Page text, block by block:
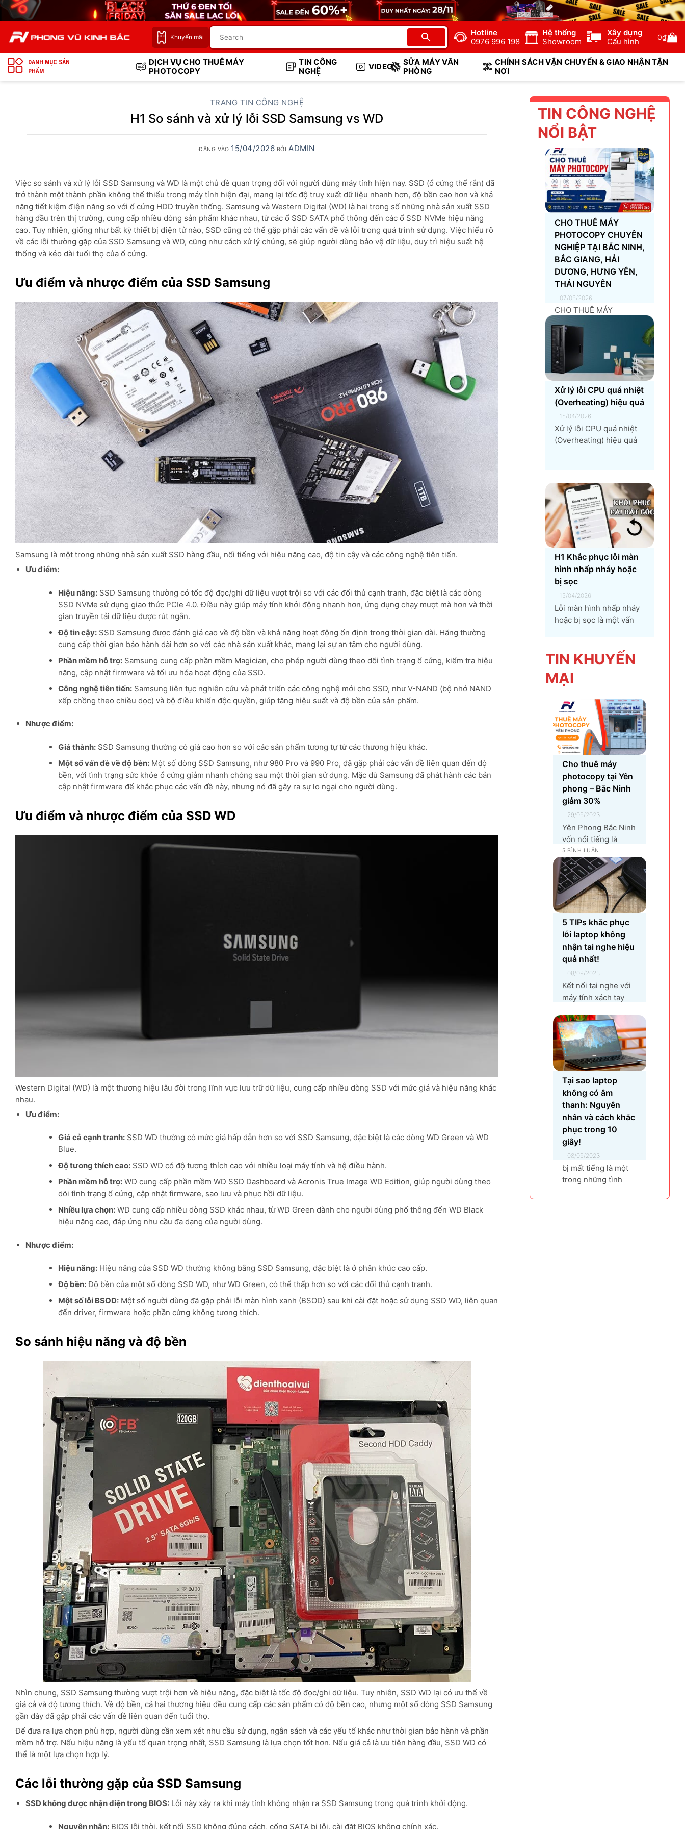
Bỏ
qua
dung
Khuyến mãi
Hotline
0976 996 198
Hệ thống
Showroom
Xây dựng
Cấu hình
0₫
DANH MỤC SẢN
PHẨM
DỊCH VỤ CHO THUÊ MÁY
PHOTOCOPY
TIN CÔNG
NGHỆ
VIDEO
SỬA MÁY VĂN
PHÒNG
CHÍNH SÁCH VẬN CHUYỂN & GIAO NHẬN TẬN
NƠI
TRANG TIN CÔNG NGHỆ
H1 So sánh và xử lý lỗi SSD Samsung vs WD
ĐĂNG VÀO 15/04/2026 BỞI ADMIN
Việc so sánh và xử lý lỗi SSD Samsung và WD là một chủ đề quan trọng đối với người dùng máy tính hiện nay. SSD (ổ cứng thể rắn) đã
trở thành một thành phần không thể thiếu trong máy tính hiện đại, mang lại tốc độ truy xuất dữ liệu nhanh hơn, độ bền cao hơn và khả
năng tiết kiệm điện năng so với ổ cứng HDD truyền thống. Samsung và Western Digital (WD) là hai trong số những nhà sản xuất SSD
hàng đầu trên thị trường, cung cấp nhiều dòng sản phẩm khác nhau, từ các ổ SSD SATA phổ thông đến các ổ SSD NVMe hiệu năng
cao. Tuy nhiên, giống như bất kỳ thiết bị điện tử nào, SSD cũng có thể gặp phải các vấn đề và lỗi trong quá trình sử dụng. Việc hiểu rõ
về các lỗi thường gặp của SSD Samsung và WD, cũng như cách xử lý chúng, sẽ giúp người dùng bảo vệ dữ liệu, duy trì hiệu suất hệ
thống và kéo dài tuổi thọ của ổ cứng.
Ưu điểm và nhược điểm của SSD Samsung
Samsung là một trong những nhà sản xuất SSD hàng đầu, nổi tiếng với hiệu năng cao, độ tin cậy và các công nghệ tiên tiến.
Ưu điểm:
Hiệu năng: SSD Samsung thường có tốc độ đọc/ghi dữ liệu vượt trội so với các đối thủ cạnh tranh, đặc biệt là các dòng
SSD NVMe sử dụng giao thức PCIe 4.0. Điều này giúp máy tính khởi động nhanh hơn, ứng dụng chạy mượt mà hơn và thời
gian truyền tải dữ liệu được rút ngắn.
Độ tin cậy: SSD Samsung được đánh giá cao về độ bền và khả năng hoạt động ổn định trong thời gian dài. Hãng thường
cung cấp thời gian bảo hành dài hơn so với các nhà sản xuất khác, mang lại sự an tâm cho người dùng.
Phần mềm hỗ trợ: Samsung cung cấp phần mềm Magician, cho phép người dùng theo dõi tình trạng ổ cứng, kiểm tra hiệu
năng, cập nhật firmware và tối ưu hóa hoạt động của SSD.
Công nghệ tiên tiến: Samsung liên tục nghiên cứu và phát triển các công nghệ mới cho SSD, như V-NAND (bộ nhớ NAND
xếp chồng theo chiều dọc) và bộ điều khiển độc quyền, giúp tăng hiệu suất và độ bền của sản phẩm.
Nhược điểm:
Giá thành: SSD Samsung thường có giá cao hơn so với các sản phẩm tương tự từ các thương hiệu khác.
Một số vấn đề về độ bền: Một số dòng SSD Samsung, như 980 Pro và 990 Pro, đã gặp phải các vấn đề liên quan đến độ
bền, với tình trạng sức khỏe ổ cứng giảm nhanh chóng sau một thời gian sử dụng. Mặc dù Samsung đã phát hành các bản
cập nhật firmware để khắc phục các vấn đề này, nhưng nó đã gây ra sự lo ngại cho người dùng.
Ưu điểm và nhược điểm của SSD WD
Western Digital (WD) là một thương hiệu lâu đời trong lĩnh vực lưu trữ dữ liệu, cung cấp nhiều dòng SSD với mức giá và hiệu năng khác
nhau.
Ưu điểm:
Giá cả cạnh tranh: SSD WD thường có mức giá hấp dẫn hơn so với SSD Samsung, đặc biệt là các dòng WD Green và WD
Blue.
Độ tương thích cao: SSD WD có độ tương thích cao với nhiều loại máy tính và hệ điều hành.
Phần mềm hỗ trợ: WD cung cấp phần mềm WD SSD Dashboard và Acronis True Image WD Edition, giúp người dùng theo
dõi tình trạng ổ cứng, cập nhật firmware, sao lưu và phục hồi dữ liệu.
Nhiều lựa chọn: WD cung cấp nhiều dòng SSD khác nhau, từ WD Green dành cho người dùng phổ thông đến WD Black
hiệu năng cao, đáp ứng nhu cầu đa dạng của người dùng.
Nhược điểm:
Hiệu năng: Hiệu năng của SSD WD thường không bằng SSD Samsung, đặc biệt là ở phân khúc cao cấp.
Độ bền:Độ bền của một số dòng SSD WD, như WD Green, có thể thấp hơn so với các đối thủ cạnh tranh.
Một số lỗi BSOD: Một số người dùng đã gặp phải lỗi màn hình xanh (BSOD) sau khi cài đặt hoặc sử dụng SSD WD, liên quan
đến driver, firmware hoặc phần cứng không tương thích.
So sánh hiệu năng và độ bền
Nhìn chung, SSD Samsung thường vượt trội hơn về hiệu năng, đặc biệt là tốc độ đọc/ghi dữ liệu. Tuy nhiên, SSD WD lại có ưu thế về
giá cả và độ tương thích. Về độ bền, cả hai thương hiệu đều cung cấp các sản phẩm có độ bền cao, nhưng một số dòng SSD Samsung
gần đây đã gặp phải các vấn đề liên quan đến tuổi thọ.
Để đưa ra lựa chọn phù hợp, người dùng cần xem xét nhu cầu sử dụng, ngân sách và các yếu tố khác như thời gian bảo hành và phần
mềm hỗ trợ. Nếu hiệu năng là yếu tố quan trọng nhất, SSD Samsung là lựa chọn tốt hơn. Nếu giá cả là ưu tiên hàng đầu, SSD WD có
thể là một lựa chọn hợp lý.
Các lỗi thường gặp của SSD Samsung
SSD không được nhận diện trong BIOS:Lỗi này xảy ra khi máy tính không nhận ra SSD Samsung trong quá trình khởi động.
Nguyên nhân: BIOS lỗi thời, kết nối SSD không đúng cách, cổng SATA bị lỗi, cài đặt BIOS không chính xác.
TIN CÔNG NGHỆ
NỔI BẬT
CHO THUÊ MÁY
PHOTOCOPY CHUYÊN
NGHIỆP TẠI BẮC NINH,
BẮC GIANG, HẢI
DƯƠNG, HƯNG YÊN,
THÁI NGUYÊN
07/06/2026
CHO THUÊ MÁY
NGHIỆP TẠI BẮC NINH,
BẮC GIANG, HẢI
DƯƠNG, HƯNG YÊN,
THÁI NGUYÊN Giải pháp
thuê máy photocopy tối
ưu dành cho doanh
nghiệp Trong thời đại
chuyển đổi số và tối ưu
chi phí vận hành, ngày
càng nhiều doanh
Xử lý lỗi CPU quá nhiệt
(Overheating) hiệu quả
15/04/2026
Xử lý lỗi CPU quá nhiệt
(Overheating) hiệu quả
thủ, nhà thiết kế đồ họa,
đến người dùng văn
phòng. CPU quá nhiệt
không chỉ làm giảm hiệu
suất máy tính, gây ra...
H1 Khắc phục lỗi màn
hình nhấp nháy hoặc
bị sọc
15/04/2026
Lỗi màn hình nhấp nháy
hoặc bị sọc là một vấn
thoại có thể gặp phải.
Tình trạng này không chỉ
gây khó chịu mà còn ảnh
sử dụng và hiệu suất làm
việc. Nguyên nhân...
TIN KHUYẾN
MẠI
Cho thuê máy
photocopy tại Yên
phong – Bắc Ninh
giảm 30%
29/09/2023
Yên Phong Bắc Ninh
vốn nổi tiếng là
chiếc nôi cho các
khu công nghiệp tại
Bắc Ninh. 👉Với sự
góp mặt của tập
đoàn SamSung đầu
tư cho hạng mục sản
xuất linh kiện điện
tử khiến vùng đất
Yên Phong từ làng
quê thuần nông nay
5 BÌNH LUẬN
5 TIPs khắc phục
lỗi laptop không
nhận tai nghe hiệu
quả nhất!
08/09/2023
Kết nối tai nghe với
máy tính xách tay
một lỗi rất phổ biến
khi bạn sử dụng
laptop thường
xuyên. Nguyên nhân
gây ra lỗi laptop
không nhận tai nghe
là gì? Làm sao để
khắc phục hiệu quả
tình trạng laptop –
máy tính...
Tại sao laptop
không có âm
thanh: Nguyên
nhân và cách khắc
phục trong 10
giây!
08/09/2023
bị mất tiếng là một
trong những tình